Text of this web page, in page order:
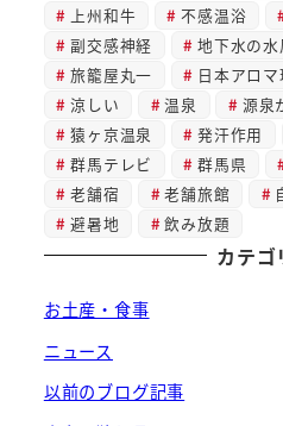
上州和牛
不感温浴
副交感神経
地下水の水
旅籠屋丸一
日本アロ
涼しい
温泉 源泉
猿ヶ京温泉
発汗作用
群馬テレビ
群馬県
老舗宿
老舗旅館
避暑地
飲み放題
カテゴ
お土産・食事
ニュース
以前のブログ記事